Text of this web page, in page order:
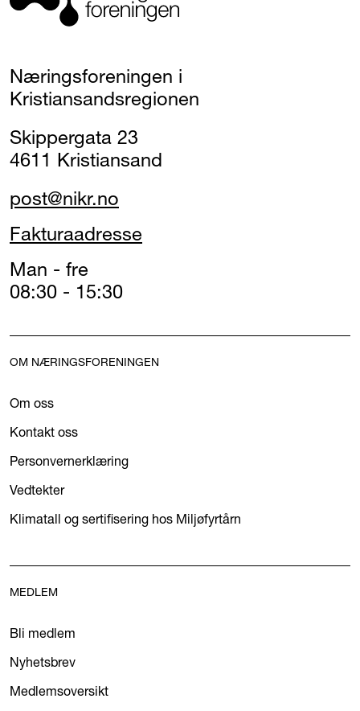
Næringsforeningen i
Kristiansandsregionen
Skippergata 23
4611 Kristiansand
post@nikr.no
Fakturaadresse
Man - fre
08:30 - 15:30
OM NÆRINGSFORENINGEN
Om oss
Kontakt oss
Personvernerklæring
Vedtekter
Klimatall og sertifisering hos Miljøfyrtårn
MEDLEM
Bli medlem
Nyhetsbrev
Medlemsoversikt